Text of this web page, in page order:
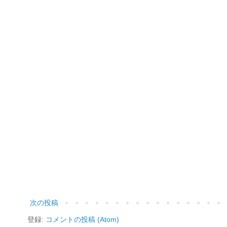
次の投稿
登録: コメントの投稿 (Atom)